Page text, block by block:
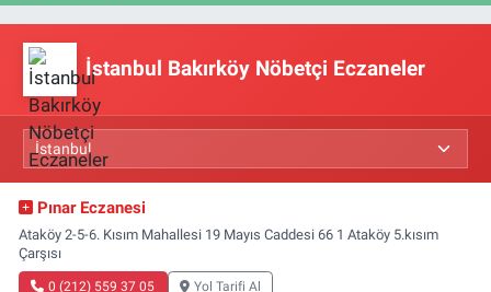
İstanbul Bakırköy Nöbetçi Eczaneler
Pınar Eczanesi
Ataköy 2-5-6. Kısım Mahallesi 19 Mayıs Caddesi 66 1 Ataköy 5.kısım
Çarşısı
0 (212) 559 37 05 Yol Tarifi Al